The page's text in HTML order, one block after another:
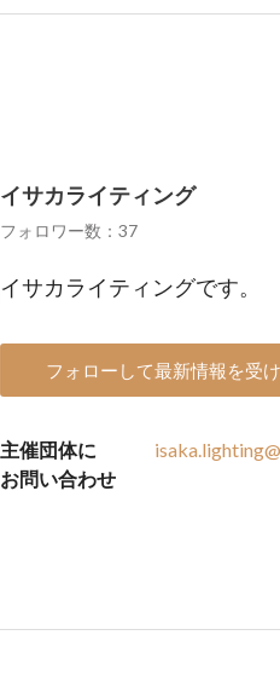
イサカライティング
フォロワー数：37
イサカライティングです。
フォローして最新情報を受
主催団体に
お問い合わせ